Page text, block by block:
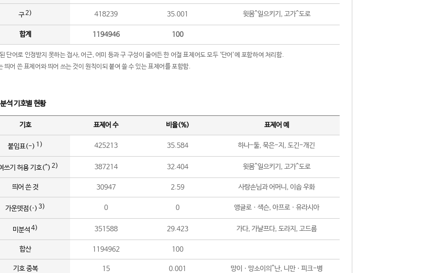
구2) 418239 35.001 윗몸^일으키기, 고가^도로
합계 1194946 100
단어로 인정받지 못하는 접사, 어근, 어미 등과 구 구성이 줄어든 한 어절 표제어도 모두 ‘단어’에 포함하여 처리함.
띄어 쓴 표제어와 띄어 쓰는 것이 원칙이되 붙여 쓸 수 있는 표제어를 포함함.
석 기호별 현황
기호 표제어 수 비율(%) 표제어 예
붙임표(-) 1) 425213 35.584 하나-둘, 묵은-지, 도긴-개긴
쓰기 허용 기호(^) 2) 387214 32.404 윗몸^일으키기, 고가^도로
띄어 쓴 것 30947 2.59 사랑손님과 어머니, 이솝 우화
가운뎃점(·) 3) 0 0 앵글로ㆍ색슨, 아프로ㆍ유라시아
미분석 4) 351588 29.423 가다, 가냘프다, 도라지, 고드름
합산 1194962 100
기호 중복 15 0.001 망이ㆍ망소이의^난, 니만ㆍ피크-병